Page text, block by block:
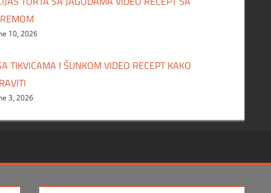
10, 2026
TIKVICAMA I ŠUNKOM VIDEO RECEPT KAKO
3, 2026